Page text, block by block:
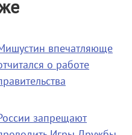
впечатляюще
о работе
запрещают